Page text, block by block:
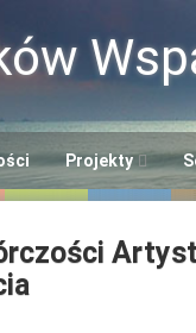
Projekty
Seniorzy ASY”